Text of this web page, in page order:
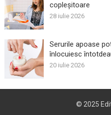
copleșitoare
28 iulie 2026
Serurile apoase
înlocuiesc
20 iulie 2026
© 2025